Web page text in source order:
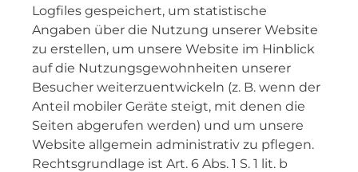
Logfiles gespeichert, um statistische
Angaben über die Nutzung unserer Website
zu erstellen, um unsere Website im Hinblick
auf die Nutzungsgewohnheiten unserer
Besucher weiterzuentwickeln (z. B. wenn der
Anteil mobiler Geräte steigt, mit denen die
Seiten abgerufen werden) und um unsere
Website allgemein administrativ zu pflegen.
Rechtsgrundlage ist Art. 6 Abs. 1 S. 1 lit. b